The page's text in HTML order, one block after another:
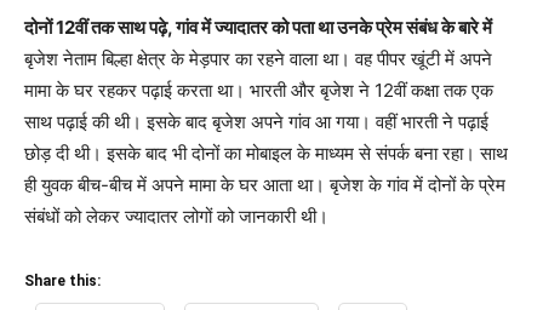
दोनों 12वीं तक साथ पढ़े, गांव में ज्यादातर को पता था उनके प्रेम संबंध के बारे में
बृजेश नेताम बिल्हा क्षेत्र के मेड़पार का रहने वाला था। वह पीपर खूंटी में अपने
मामा के घर रहकर पढ़ाई करता था। भारती और बृजेश ने 12वीं कक्षा तक एक
साथ पढ़ाई की थी। इसके बाद बृजेश अपने गांव आ गया। वहीं भारती ने पढ़ाई
छोड़ दी थी। इसके बाद भी दोनों का मोबाइल के माध्यम से संपर्क बना रहा। साथ
ही युवक बीच-बीच में अपने मामा के घर आता था। बृजेश के गांव में दोनों के प्रेम
संबंधों को लेकर ज्यादातर लोगों को जानकारी थी।
Share this: